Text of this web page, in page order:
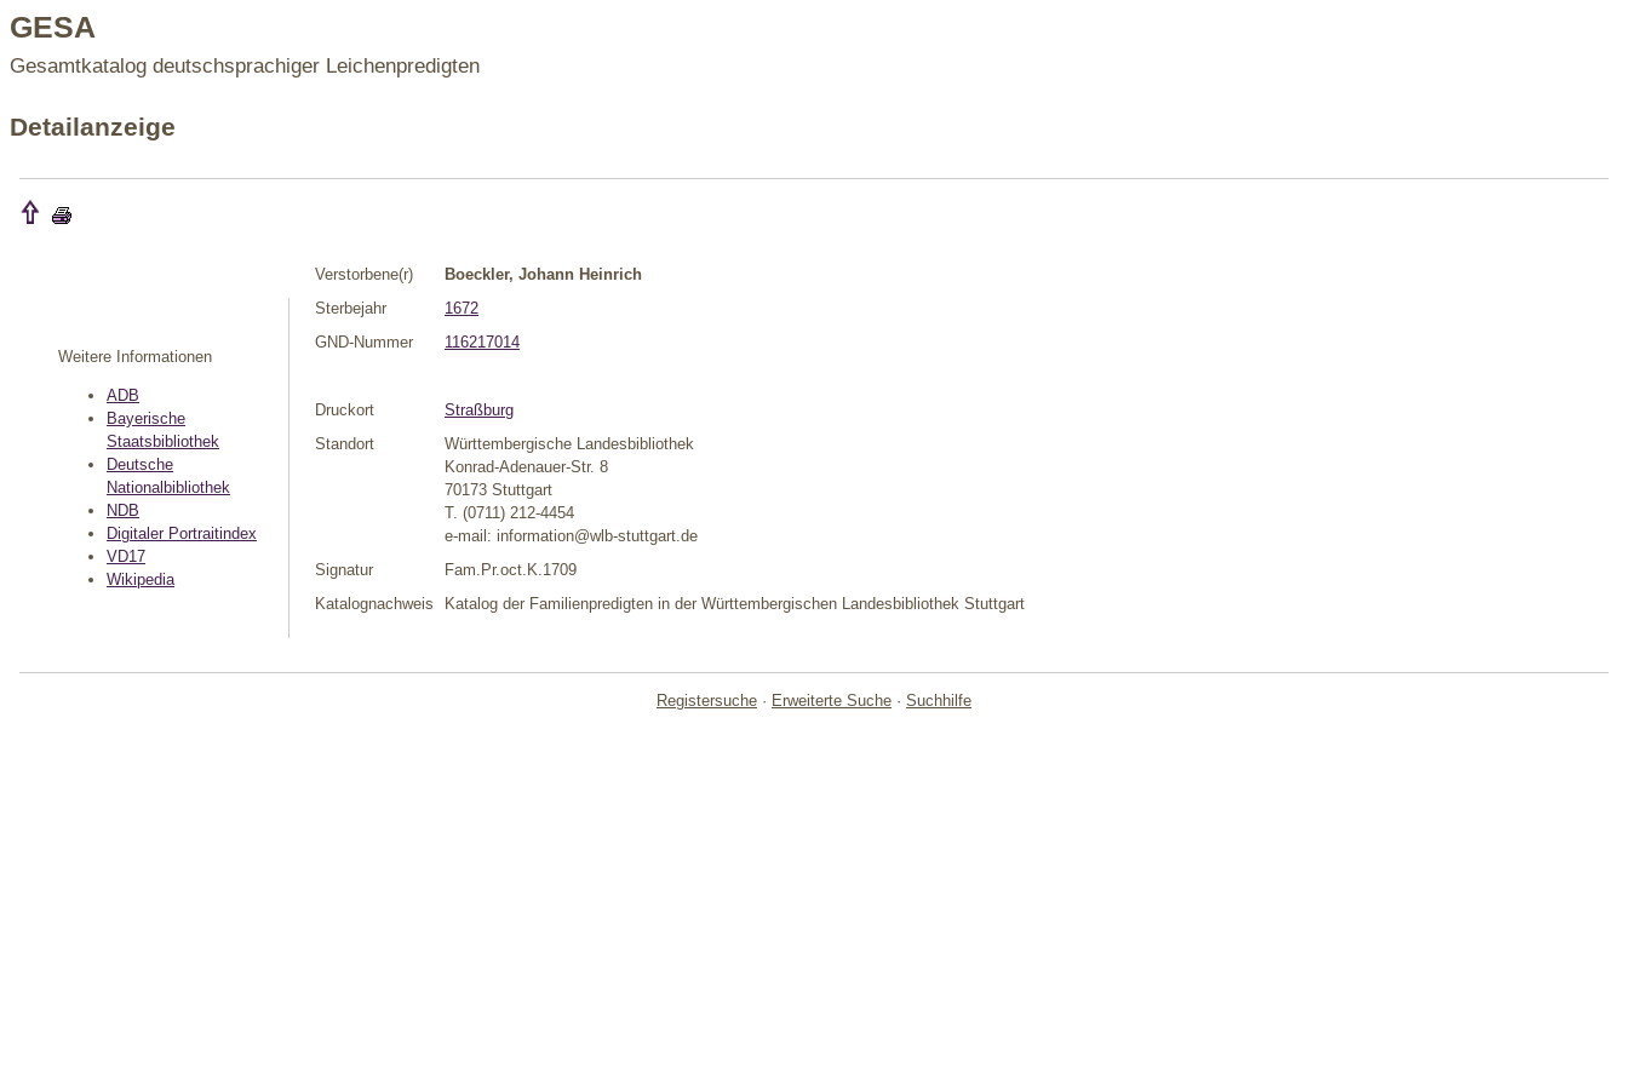
GESA
Gesamtkatalog deutschsprachiger Leichenpredigten
Detailanzeige
Weitere Informationen
ADB
Bayerische
Staatsbibliothek
Deutsche
Nationalbibliothek
NDB
Digitaler Portraitindex
VD17
Wikipedia
Verstorbene(r)
Boeckler, Johann Heinrich
Sterbejahr
1672
GND-Nummer
116217014
Druckort
Straßburg
Standort
Württembergische Landesbibliothek
Konrad-Adenauer-Str. 8
70173 Stuttgart
T. (0711) 212-4454
e-mail: information@wlb-stuttgart.de
Signatur
Fam.Pr.oct.K.1709
Katalognachweis
Katalog der Familienpredigten in der Württembergischen Landesbibliothek Stuttgart
Registersuche · Erweiterte Suche · Suchhilfe